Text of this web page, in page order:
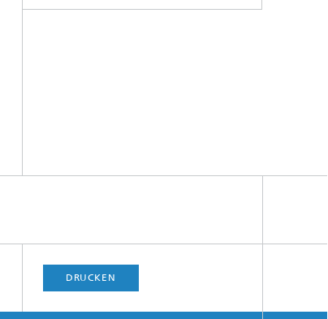
DRUCKEN